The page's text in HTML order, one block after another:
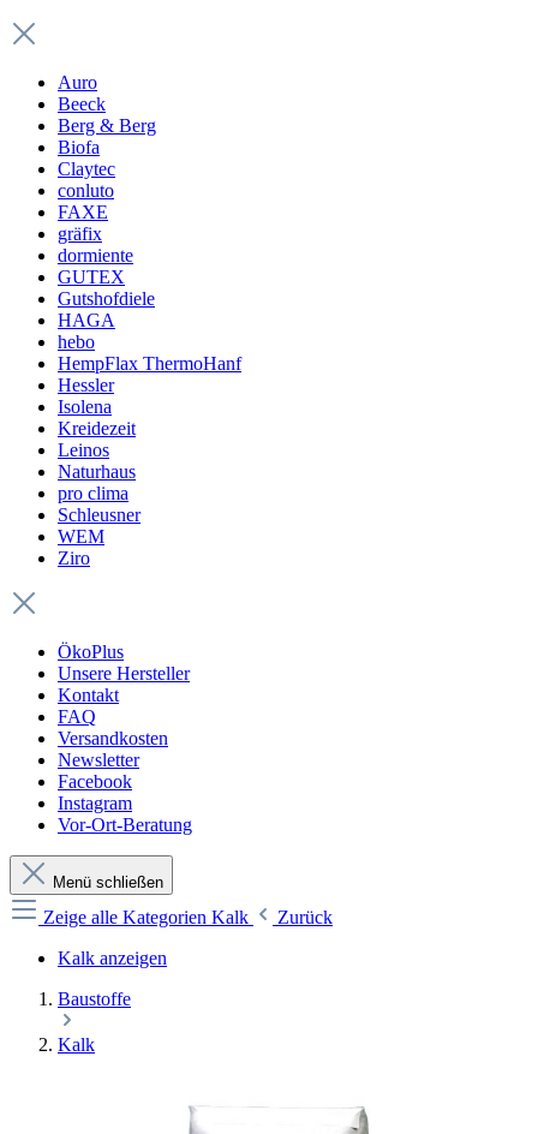
Auro
Beeck
Berg & Berg
Biofa
Claytec
conluto
FAXE
gräfix
dormiente
GUTEX
Gutshofdiele
HAGA
hebo
HempFlax ThermoHanf
Hessler
Isolena
Kreidezeit
Leinos
Naturhaus
pro clima
Schleusner
WEM
Ziro
ÖkoPlus
Unsere Hersteller
Kontakt
FAQ
Versandkosten
Newsletter
Facebook
Instagram
Vor-Ort-Beratung
Menü schließen
Zeige alle Kategorien Kalk
Zurück
Kalk anzeigen
Baustoffe
Kalk